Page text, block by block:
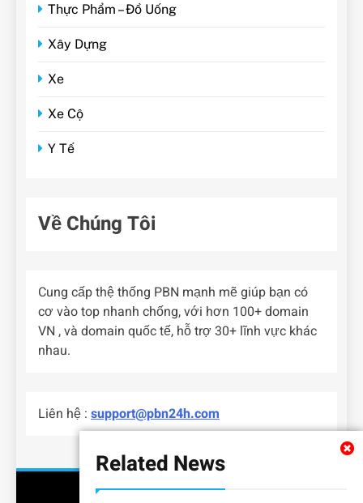
Related News
Thực Phẩm – Đồ Uống
Xây Dựng
Xe
Xe Cộ
Y Tế
Về Chúng Tôi
Cung cấp thệ thống PBN mạnh mẽ giúp bạn có
cơ vào top nhanh chống, với hơn 100+ domain
VN , và domain quốc tế, hỗ trợ 30+ lĩnh vực khác
nhau.
Liên hệ : support@pbn24h.com